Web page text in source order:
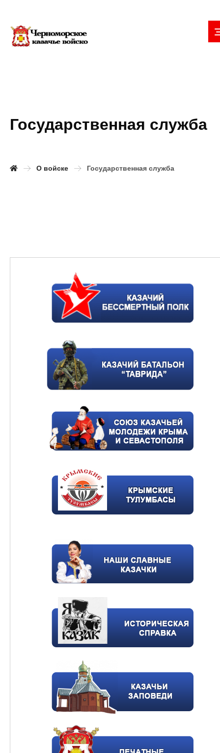
Государственная служба
О войске Государственная служба